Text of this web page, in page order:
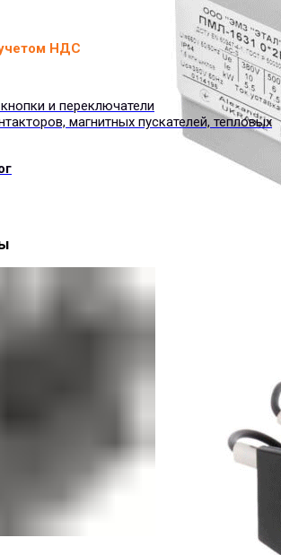
НДС
и переключатели
магнитных пускателей, тепловых